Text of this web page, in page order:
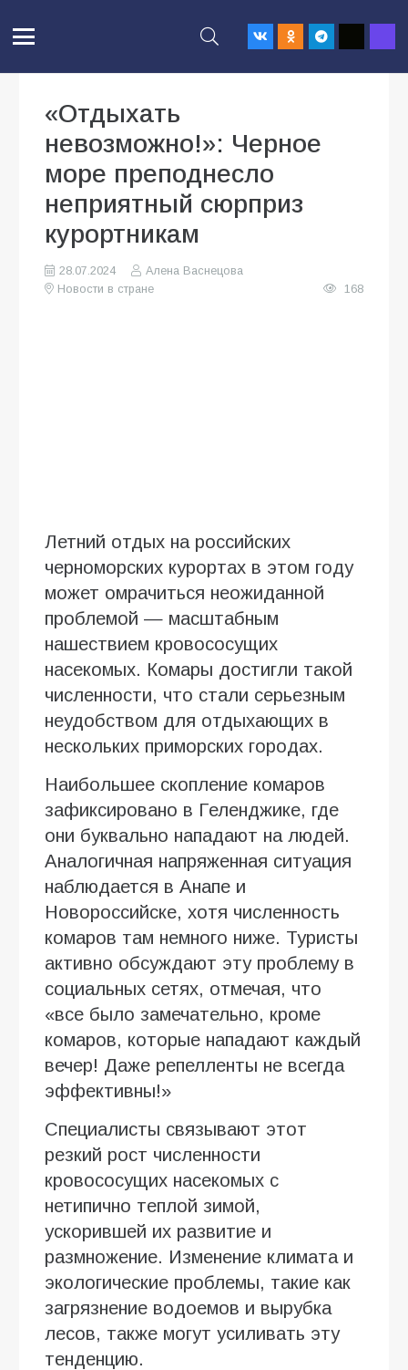
«Отдыхать
невозможно!»: Черное
море преподнесло
неприятный сюрприз
курортникам
28.07.2024
Алена Васнецова
Новости в стране
168
Летний отдых на российских
черноморских курортах в этом году
может омрачиться неожиданной
проблемой — масштабным
нашествием кровососущих
насекомых. Комары достигли такой
численности, что стали серьезным
неудобством для отдыхающих в
нескольких приморских городах.
Наибольшее скопление комаров
зафиксировано в Геленджике, где
они буквально нападают на людей.
Аналогичная напряженная ситуация
наблюдается в Анапе и
Новороссийске, хотя численность
комаров там немного ниже. Туристы
активно обсуждают эту проблему в
социальных сетях, отмечая, что
«все было замечательно, кроме
комаров, которые нападают каждый
вечер! Даже репелленты не всегда
эффективны!»
Специалисты связывают этот
резкий рост численности
кровососущих насекомых с
нетипично теплой зимой,
ускорившей их развитие и
размножение. Изменение климата и
экологические проблемы, такие как
загрязнение водоемов и вырубка
лесов, также могут усиливать эту
тенденцию.